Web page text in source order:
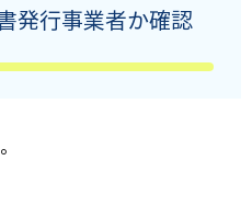
発行事業者か確認